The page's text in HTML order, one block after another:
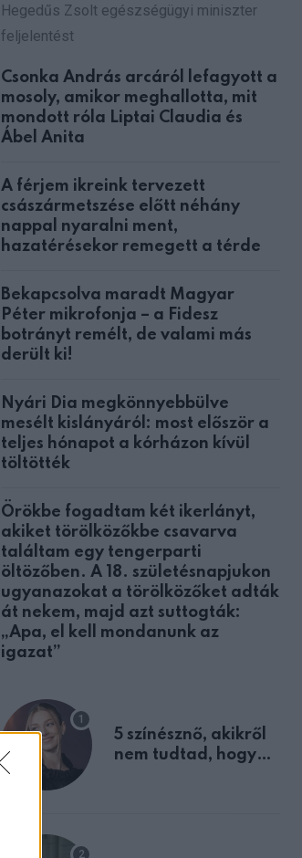
Hegedűs Zsolt egészségügyi miniszter
feljelentést
Csonka András arcáról lefagyott a
mosoly, amikor meghallotta, mit
mondott róla Liptai Claudia és
Ábel Anita
A férjem ikreink tervezett
császármetszése előtt néhány
nappal nyaralni ment,
hazatérésekor remegett a térde
Bekapcsolva maradt Magyar
Péter mikrofonja – a Fidesz
botrányt remélt, de valami más
derült ki!
Nyári Dia megkönnyebbülve
mesélt kislányáról: most először a
teljes hónapot a kórházon kívül
töltötték
Örökbe fogadtam két ikerlányt,
akiket törölközőkbe csavarva
találtam egy tengerparti
öltözőben. A 18. születésnapjukon
ugyanazokat a törölközőket adták
át nekem, majd azt suttogták:
„Apa, el kell mondanunk az
igazat”
5 színésznő, akikről
nem tudtad, hogy